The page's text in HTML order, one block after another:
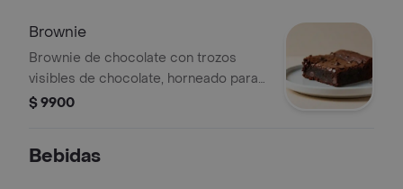
Brownie
Brownie de chocolate con trozos
visibles de chocolate, horneado para
una textura suave y húmeda.
$ 9900
Bebidas